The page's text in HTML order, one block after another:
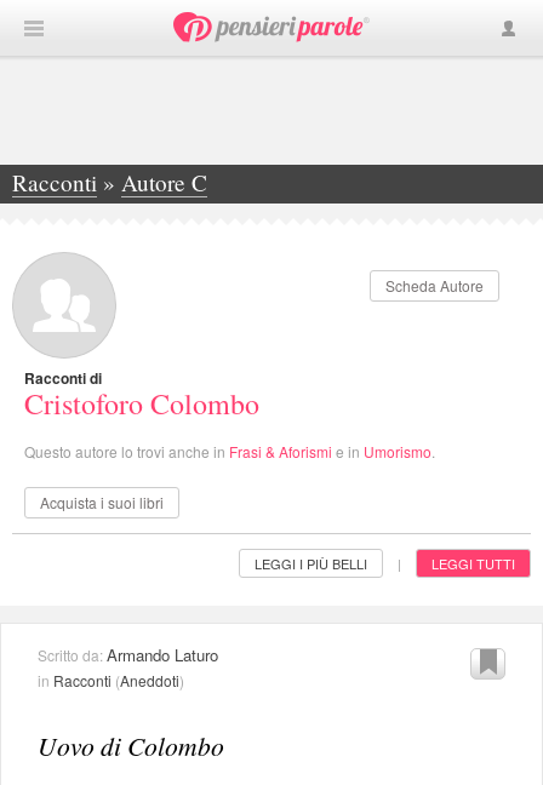
Racconti » Autore C
»Cristoforo Colombo
Scheda Autore
Racconti di
Cristoforo Colombo
Questo autore lo trovi anche in Frasi & Aforismi e in Umorismo
Acquista i suoi libri
LEGGI I PIÙ BELLI | LEGGI TUTTI
Scritto da:Armando Laturo
in Racconti (Aneddoti)
Uovo di Colombo